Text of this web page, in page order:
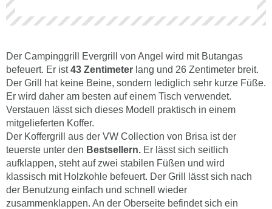
Der Campinggrill Evergrill von Angel wird mit Butangas
befeuert. Er ist43 Zentimeter lang und 26 Zentimeter breit.
Der Grill hat keine Beine, sondern lediglich sehr kurze Füße.
Er wird daher am besten auf einem Tisch verwendet.
Verstauen lässt sich dieses Modell praktisch in einem
mitgelieferten Koffer.
Der Koffergrill aus der VW Collection von Brisa ist der
teuerste unter den Bestsellern. Er lässt sich seitlich
aufklappen, steht auf zwei stabilen Füßen und wird
klassisch mit Holzkohle befeuert. Der Grill lässt sich nach
der Benutzung einfach und schnell wieder
zusammenklappen. An der Oberseite befindet sich ein